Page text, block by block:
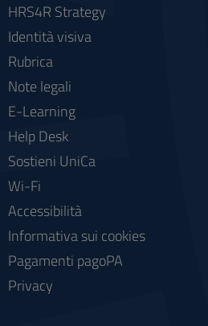
HRS4R Strategy
Identità visiva
Rubrica
Note legali
E-Learning
Help Desk
Sostieni UniCa
Wi-Fi
Accessibilità
Informativa sui cookies
Pagamenti pagoPA
Privacy